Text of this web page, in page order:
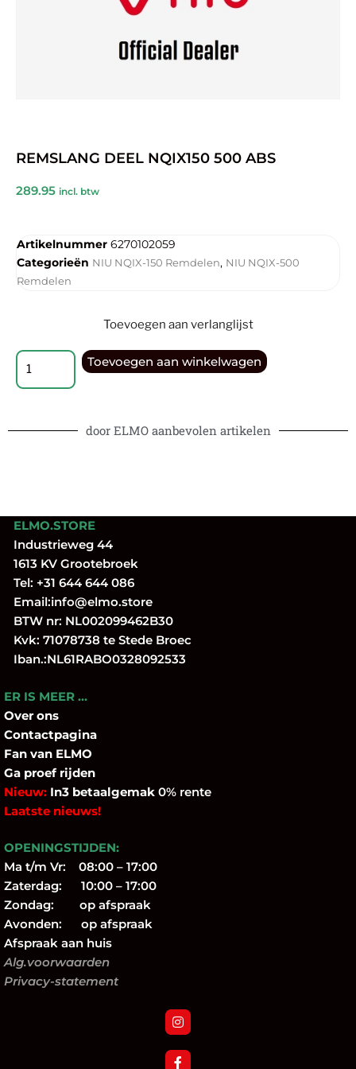
REMSLANG DEEL NQIX150 500 ABS
289.95 incl. btw
Artikelnummer 6270102059
Categorieën NIU NQIX-150 Remdelen, NIU NQIX-500
Remdelen
Toevoegen aan verlanglijst
Toevoegen aan winkelwagen
door ELMO aanbevolen artikelen
ELMO.STORE
Industrieweg 44
1613 KV Grootebroek
Tel: +31 644 644 086
Email:info@elmo.store
BTW nr: NL002099462B30
Kvk: 71078738 te Stede Broec
Iban.:NL61RABO0328092533
ER IS MEER …
Over ons
Contactpagina
Fan van ELMO
Ga proef rijden
Nieuw: In3 betaalgemak 0% rente
Laatste nieuws!
OPENINGSTIJDEN:
Ma t/m Vr: 08:00 – 17:00
Zaterdag: 10:00 – 17:00
Zondag: op afspraak
Avonden: op afspraak
Afspraak aan huis
Alg.voorwaarden
Privacy-statement